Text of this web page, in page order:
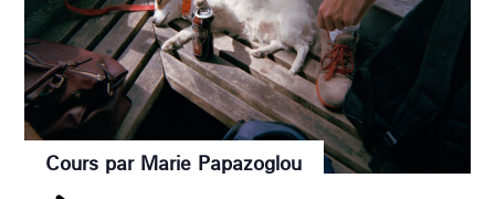
Cours par Marie Papazoglou